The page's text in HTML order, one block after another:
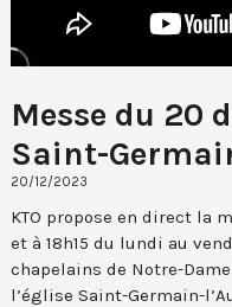
Messe du 20
Saint-
20/12/2023
KTO propose en direct la
et à 18h15 du lundi au
chapelains de Notre-
l’église Saint-Germain-